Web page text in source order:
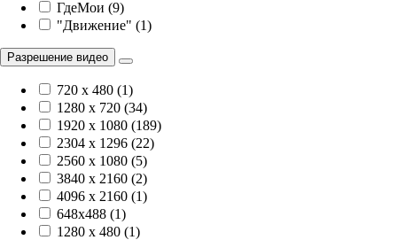
ГдеМои (9)
"Движение" (1)
Разрешение видео
720 x 480 (1)
1280 x 720 (34)
1920 х 1080 (189)
2304 x 1296 (22)
2560 x 1080 (5)
3840 х 2160 (2)
4096 х 2160 (1)
648x488 (1)
1280 x 480 (1)